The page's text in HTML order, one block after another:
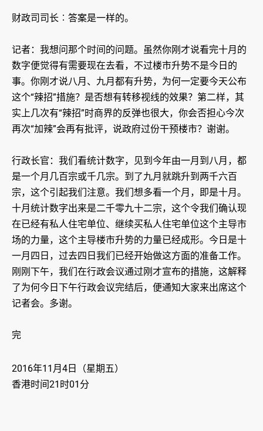
财政司司长︰答案是一样的。
记者：我想问那个时间的问题。虽然你刚才说看完十月的
数字便觉得有需要现在去看，不过楼市升势不是今日的
事。你刚才说八月、九月都有升势，为何一定要今天公布
这个“辣招”措施？是否想有转移视线的效果？第二样，其
实上几次有“辣招”时商界的反弹也很大，你会否担心今次
再次“加辣”会再有批评，说政府过份干预楼市？谢谢。
行政长官：我们看统计数字，见到今年由一月到八月，都
是一个月几百宗或千几宗。到了九月就跳升到两千六百
宗，这个引起我们注意。我们想多看一个月，即是十月。
十月统计数字出来是二千零九十二宗，这个令我们确认现
在已经有私人住宅单位、继续买私人住宅单位这个主导市
场的力量，这个主导楼市升势的力量已经成形。今日是十
一月四日，过去四日我们已经开始做这方面的准备工作。
刚刚下午，我们在行政会议通过刚才宣布的措施，这解释
了为何今日下午行政会议完结后，便通知大家来出席这个
记者会。多谢。
完
2016年11月4日（星期五）
香港时间21时01分